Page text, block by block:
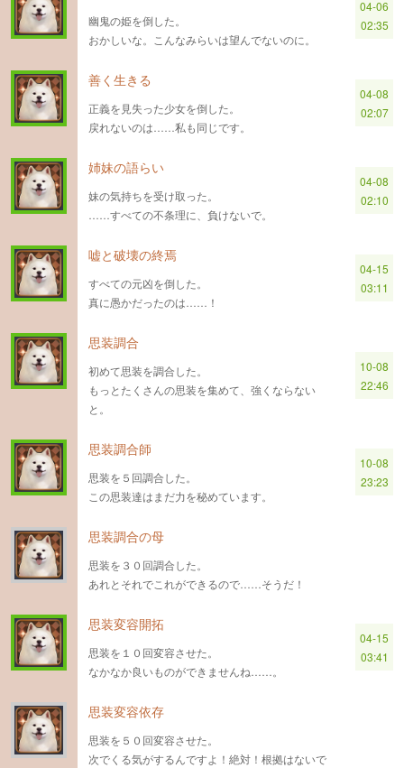
幽鬼の姫を倒した。
おかしいな。こんなみらいは望んでないのに。
04-06
02:35
善く生きる
正義を見失った少女を倒した。
戻れないのは……私も同じです。
04-08
02:07
姉妹の語らい
妹の気持ちを受け取った。
……すべての不条理に、負けないで。
04-08
02:10
嘘と破壊の終焉
すべての元凶を倒した。
真に愚かだったのは……！
04-15
03:11
思装調合
初めて思装を調合した。
もっとたくさんの思装を集めて、強くならない
と。
10-08
22:46
思装調合師
思装を５回調合した。
この思装達はまだ力を秘めています。
10-08
23:23
思装調合の母
思装を３０回調合した。
あれとそれでこれができるので……そうだ！
思装変容開拓
思装を１０回変容させた。
なかなか良いものができませんね……。
04-15
03:41
思装変容依存
思装を５０回変容させた。
次でくる気がするんですよ！絶対！根拠はないで